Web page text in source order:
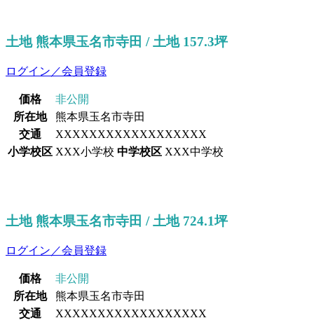
土地 熊本県玉名市寺田 / 土地 157.3坪
ログイン／会員登録
価格
非公開
所在地
熊本県玉名市寺田
交通
XXXXXXXXXXXXXXXXXX
小学校区 XXX小学校 中学校区 XXX中学校
土地 熊本県玉名市寺田 / 土地 724.1坪
ログイン／会員登録
価格
非公開
所在地
熊本県玉名市寺田
交通
XXXXXXXXXXXXXXXXXX